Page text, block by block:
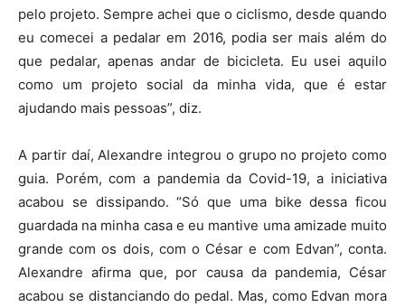
pelo projeto. Sempre achei que o ciclismo, desde quando
eu comecei a pedalar em 2016, podia ser mais além do
que pedalar, apenas andar de bicicleta. Eu usei aquilo
como um projeto social da minha vida, que é estar
ajudando mais pessoas”, diz.
A partir daí, Alexandre integrou o grupo no projeto como
guia. Porém, com a pandemia da Covid-19, a iniciativa
acabou se dissipando. “Só que uma bike dessa ficou
guardada na minha casa e eu mantive uma amizade muito
grande com os dois, com o César e com Edvan”, conta.
Alexandre afirma que, por causa da pandemia, César
acabou se distanciando do pedal. Mas, como Edvan mora